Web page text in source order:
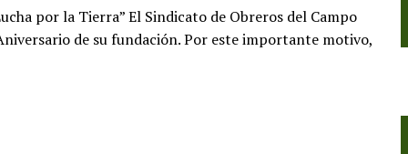
por la Tierra” El Sindicato de Obreros del Campo
de su fundación. Por este importante motivo,